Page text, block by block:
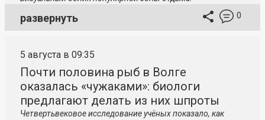
развернуть 0
5 августа в 09:35
Почти половина рыб в Волге
оказалась «чужаками»: биологи
предлагают делать из них шпроты
Четвертьвековое исследование учёных показало, как